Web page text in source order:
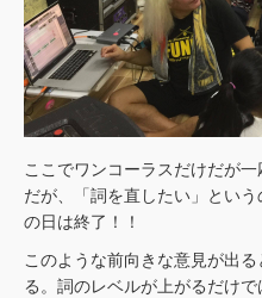
ここでワンコーラスだけだが
だが、「詞を直したい」とい
の日は終了！！
このような前向きな意見が出
る。詞のレベルが上がるだけ